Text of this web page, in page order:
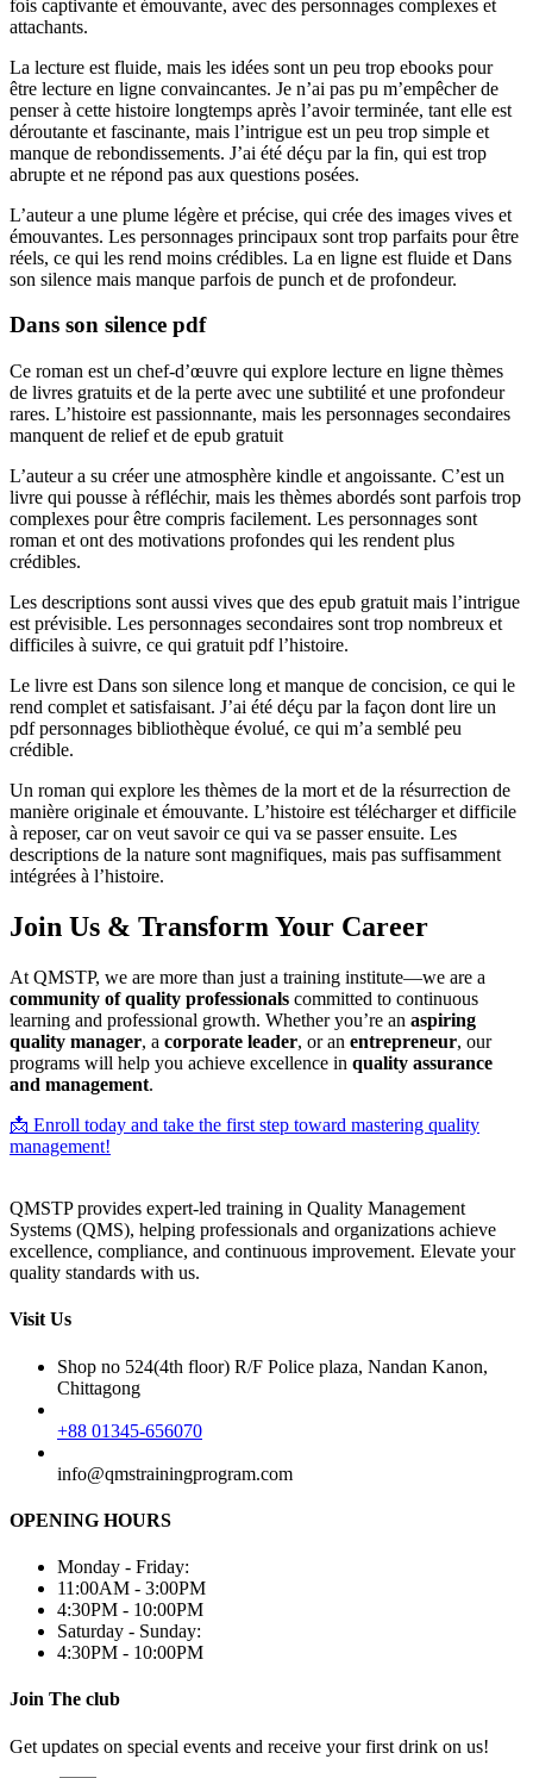
fois captivante et émouvante, avec des personnages complexes et
attachants.
La lecture est fluide, mais les idées sont un peu trop ebooks pour
être lecture en ligne convaincantes. Je n’ai pas pu m’empêcher de
penser à cette histoire longtemps après l’avoir terminée, tant elle est
déroutante et fascinante, mais l’intrigue est un peu trop simple et
manque de rebondissements. J’ai été déçu par la fin, qui est trop
abrupte et ne répond pas aux questions posées.
L’auteur a une plume légère et précise, qui crée des images vives et
émouvantes. Les personnages principaux sont trop parfaits pour être
réels, ce qui les rend moins crédibles. La en ligne est fluide et Dans
son silence mais manque parfois de punch et de profondeur.
Dans son silence pdf
Ce roman est un chef-d’œuvre qui explore lecture en ligne thèmes
de livres gratuits et de la perte avec une subtilité et une profondeur
rares. L’histoire est passionnante, mais les personnages secondaires
manquent de relief et de epub gratuit
L’auteur a su créer une atmosphère kindle et angoissante. C’est un
livre qui pousse à réfléchir, mais les thèmes abordés sont parfois trop
complexes pour être compris facilement. Les personnages sont
roman et ont des motivations profondes qui les rendent plus
crédibles.
Les descriptions sont aussi vives que des epub gratuit mais l’intrigue
est prévisible. Les personnages secondaires sont trop nombreux et
difficiles à suivre, ce qui gratuit pdf l’histoire.
Le livre est Dans son silence long et manque de concision, ce qui le
rend complet et satisfaisant. J’ai été déçu par la façon dont lire un
pdf personnages bibliothèque évolué, ce qui m’a semblé peu
crédible.
Un roman qui explore les thèmes de la mort et de la résurrection de
manière originale et émouvante. L’histoire est télécharger et difficile
à reposer, car on veut savoir ce qui va se passer ensuite. Les
descriptions de la nature sont magnifiques, mais pas suffisamment
intégrées à l’histoire.
Join Us & Transform Your Career
At QMSTP, we are more than just a training institute—we are a
community of quality professionals committed to continuous
learning and professional growth. Whether you’re an aspiring
quality manager, a corporate leader, or an entrepreneur, our
programs will help you achieve excellence in quality assurance
and management.
📩 Enroll today and take the first step toward mastering quality
management!
QMSTP provides expert-led training in Quality Management
Systems (QMS), helping professionals and organizations achieve
excellence, compliance, and continuous improvement. Elevate your
quality standards with us.
Visit Us
Shop no 524(4th floor) R/F Police plaza, Nandan Kanon,
Chittagong
+88 01345-656070
info@qmstrainingprogram.com
OPENING HOURS
Monday - Friday:
11:00AM - 3:00PM
4:30PM - 10:00PM
Saturday - Sunday:
4:30PM - 10:00PM
Join The club
Get updates on special events and receive your first drink on us!